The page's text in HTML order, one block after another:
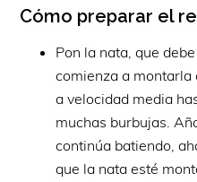
Cómo preparar el
Pon la nata, que
comienza a montarla
a velocidad media
muchas burbujas.
continúa batiendo,
que la nata esté